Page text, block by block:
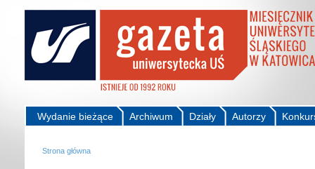
Autorzy
Działy
Archiwum
Wydanie bieżące
Strona główna